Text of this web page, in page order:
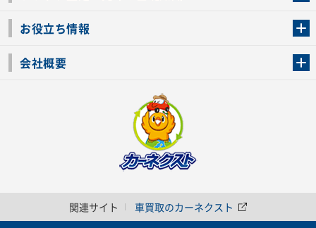
お役立ち情報
会社概要
関連サイト 車買取のカーネクスト